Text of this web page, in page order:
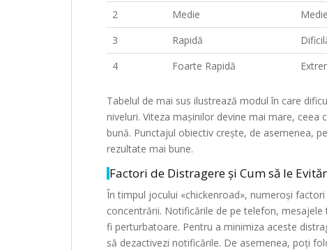
2
Medie Medie
3
Rapidă
4
Foarte Rapidă
Tabelul de mai sus ilustrează modul în care
niveluri. Viteza mașinilor devine mai mare,
bună. Punctajul obiectiv crește, de asemenea,
rezultate mai bune.
Factori de Distragere și Cum să le
În timpul jocului «chickenroad», numeroși
concentrării. Notificările de pe telefon,
fi perturbatoare. Pentru a minimiza aceste
să dezactivezi notificările. De asemenea, poți